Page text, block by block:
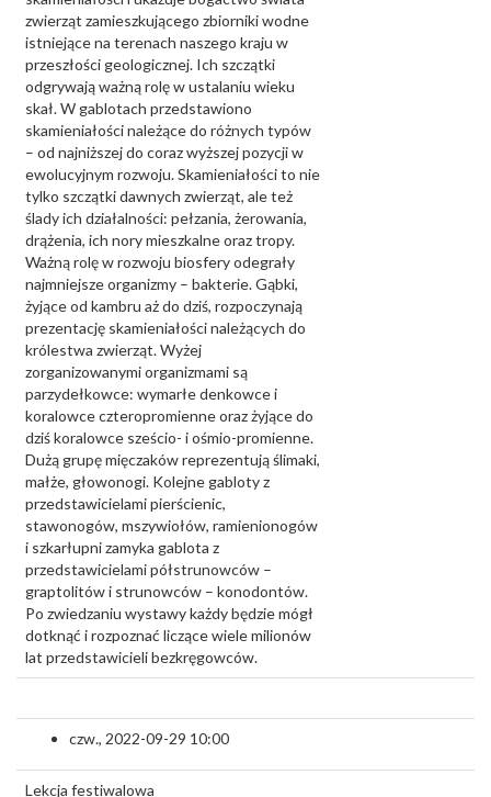
zwierząt zamieszkującego zbiorniki wodne
istniejące na terenach naszego kraju w
przeszłości geologicznej. Ich szczątki
odgrywają ważną rolę w ustalaniu wieku
skał. W gablotach przedstawiono
skamieniałości należące do różnych typów
– od najniższej do coraz wyższej pozycji w
ewolucyjnym rozwoju. Skamieniałości to nie
tylko szczątki dawnych zwierząt, ale też
ślady ich działalności: pełzania, żerowania,
drążenia, ich nory mieszkalne oraz tropy.
Ważną rolę w rozwoju biosfery odegrały
najmniejsze organizmy – bakterie. Gąbki,
żyjące od kambru aż do dziś, rozpoczynają
prezentację skamieniałości należących do
królestwa zwierząt. Wyżej
zorganizowanymi organizmami są
parzydełkowce: wymarłe denkowce i
koralowce czteropromienne oraz żyjące do
dziś koralowce sześcio- i ośmio-promienne.
Dużą grupę mięczaków reprezentują ślimaki,
małże, głowonogi. Kolejne gabloty z
przedstawicielami pierścienic,
stawonogów, mszywiołów, ramienionogów
i szkarłupni zamyka gablota z
przedstawicielami półstrunowców –
graptolitów i strunowców – konodontów.
Po zwiedzaniu wystawy każdy będzie mógł
dotknąć i rozpoznać liczące wiele milionów
lat przedstawicieli bezkręgowców.
czw., 2022-09-29 10:00
Lekcja festiwalowa